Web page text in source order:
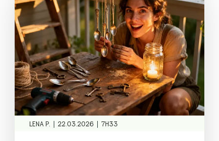
LENA P. | 22.03.2026 | 7H33